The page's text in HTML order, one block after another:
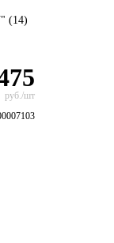
(14)
руб./шт